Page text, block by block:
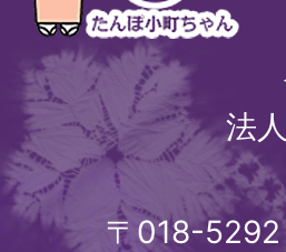
法
〒018-5292